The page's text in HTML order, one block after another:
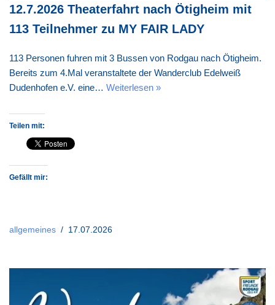
12.7.2026 Theaterfahrt nach Ötigheim mit
113 Teilnehmer zu MY FAIR LADY
113 Personen fuhren mit 3 Bussen von Rodgau nach Ötigheim.
Bereits zum 4.Mal veranstaltete der Wanderclub Edelweiß
Dudenhofen e.V. eine… Weiterlesen »
Teilen mit:
Gefällt mir:
allgemeines 17.07.2026